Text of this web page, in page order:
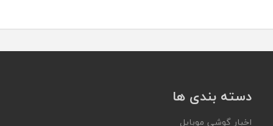
دسته بندی ها
اخبار گوشی موبایل